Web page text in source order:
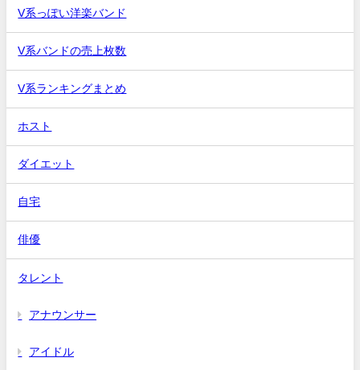
V系っぽい洋楽バンド
V系バンドの売上枚数
V系ランキングまとめ
ホスト
ダイエット
自宅
俳優
タレント
アナウンサー
アイドル